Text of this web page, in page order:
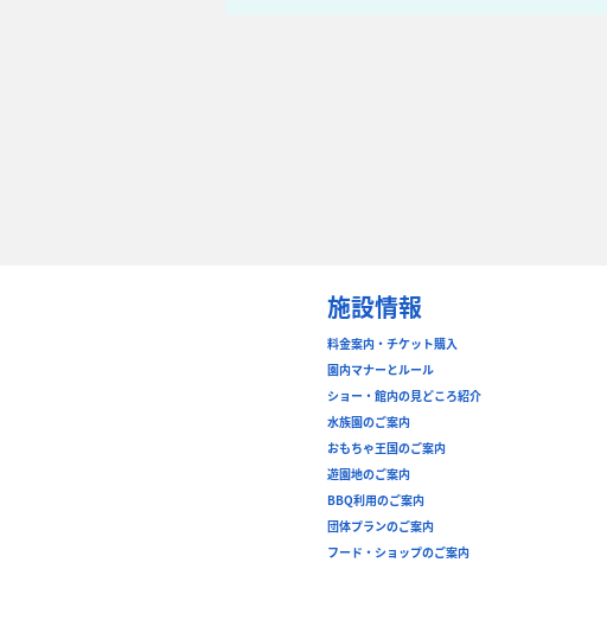
施設情報
料金案内・チケット購入
園内マナーとルール
ショー・館内の見どころ紹介
水族園のご案内
おもちゃ王国のご案内
遊園地のご案内
BBQ利用のご案内
団体プランのご案内
フード・ショップのご案内